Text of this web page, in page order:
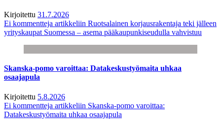
Kirjoitettu 31.7.2026
Ei kommentteja artikkeliin Ruotsalainen korjausrakentaja teki jälleen
yrityskaupat Suomessa – asema pääkaupunkiseudulla vahvistuu
Skanska-pomo varoittaa: Datakeskustyömaita uhkaa
osaajapula
Kirjoitettu 5.8.2026
Ei kommentteja artikkeliin Skanska-pomo varoittaa:
Datakeskustyömaita uhkaa osaajapula